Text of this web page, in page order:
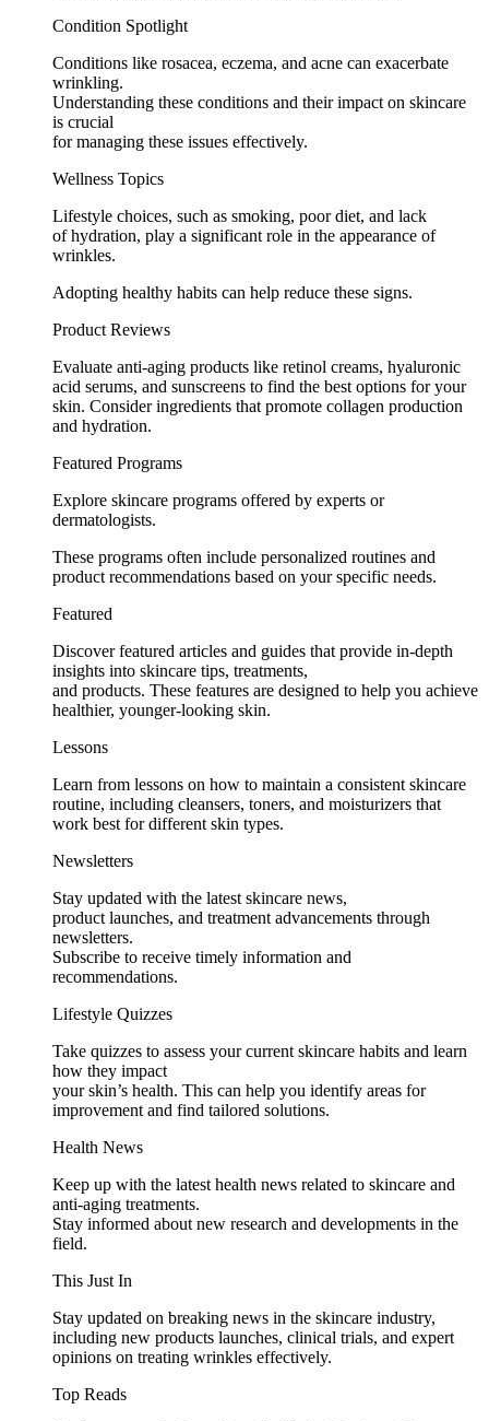
Condition Spotlight
Conditions like rosacea, eczema, and acne can exacerbate
wrinkling.
Understanding these conditions and their impact on skincare
is crucial
for managing these issues effectively.
Wellness Topics
Lifestyle choices, such as smoking, poor diet, and lack
of hydration, play a significant role in the appearance of
wrinkles.
Adopting healthy habits can help reduce these signs.
Product Reviews
Evaluate anti-aging products like retinol creams, hyaluronic
acid serums, and sunscreens to find the best options for your
skin. Consider ingredients that promote collagen production
and hydration.
Featured Programs
Explore skincare programs offered by experts or
dermatologists.
These programs often include personalized routines and
product recommendations based on your specific needs.
Featured
Discover featured articles and guides that provide in-depth
insights into skincare tips, treatments,
and products. These features are designed to help you achieve
healthier, younger-looking skin.
Lessons
Learn from lessons on how to maintain a consistent skincare
routine, including cleansers, toners, and moisturizers that
work best for different skin types.
Newsletters
Stay updated with the latest skincare news,
product launches, and treatment advancements through
newsletters.
Subscribe to receive timely information and
recommendations.
Lifestyle Quizzes
Take quizzes to assess your current skincare habits and learn
how they impact
your skin’s health. This can help you identify areas for
improvement and find tailored solutions.
Health News
Keep up with the latest health news related to skincare and
anti-aging treatments.
Stay informed about new research and developments in the
field.
This Just In
Stay updated on breaking news in the skincare industry,
including new products launches, clinical trials, and expert
opinions on treating wrinkles effectively.
Top Reads